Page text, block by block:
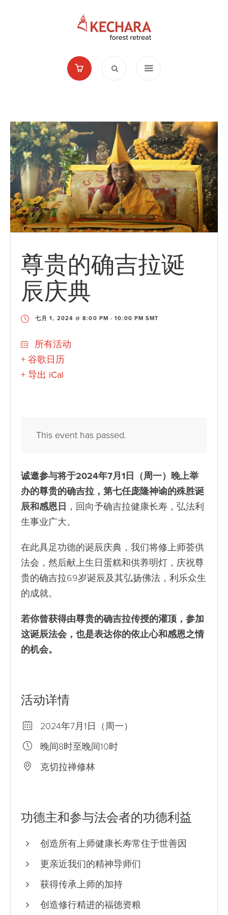
尊贵的确吉拉诞
辰庆典
七月 1, 2024 @ 8:00 PM -10:00 PM SMT
所有活动
+ 谷歌日历
+ 导出 iCal
This event has passed.
诚邀参与将于2024年7月1日（周一）晚上举
办的尊贵的确吉拉，第七任庞隆神谕的殊胜诞
辰和感恩日 ，回向予确吉拉健康长寿，弘法利
生事业广大。
在此具足功德的诞辰庆典，我们将修上师荟供
法会，然后献上生日蛋糕和供养明灯，庆祝尊
贵的确吉拉69岁诞辰及其弘扬佛法，利乐众生
的成就。
若你曾获得由尊贵的确吉拉传授的灌顶，参加
这诞辰法会，也是表达你的依止心和感恩之情
的机会。
活动详情
2024年7月1日（周一）
晚间8时至晚间10时
克切拉禅修林
功德主和参与法会者的功德利益
创造所有上师健康长寿常住于世善因
更亲近我们的精神导师们
获得传承上师的加持
创造修行精进的福德资粮